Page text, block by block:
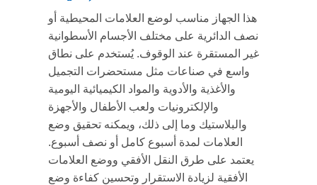
هذا الجهاز مناسب لوضع العلامات المحيطية أو
نصف الدائرية على مختلف الأجسام الأسطوانية
غير المستقرة عند الوقوف. يُستخدم على نطاق
واسع في صناعات مثل مستحضرات التجميل
والأغذية والأدوية والمواد الكيميائية اليومية
والإلكترونيات ولعب الأطفال والأجهزة
والبلاستيك وما إلى ذلك، ويمكنه تحقيق وضع
العلامات لمدة أسبوع كامل أو نصف أسبوع.
يعتمد على طرق النقل الأفقي ووضع العلامات
الأفقية لزيادة الاستقرار وتحسين كفاءة وضع